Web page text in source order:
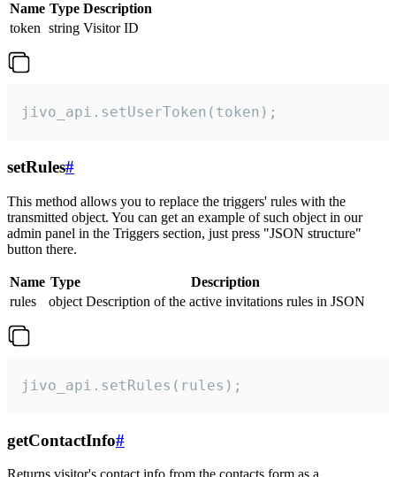
Name Type Description
token string Visitor ID
jivo_api.setUserToken(token);
setRules#
This method allows you to replace the triggers' rules with the
transmitted object. You can get an example of such object in our
admin panel in the Triggers section, just press "JSON structure"
button there.
Name Type
Description
rules
object Description of the active invitations rules in JSON
jivo_api.setRules(rules);
getContactInfo#